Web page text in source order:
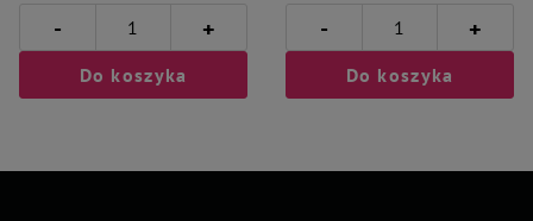
- +
Do koszyka
- +
Do koszyka